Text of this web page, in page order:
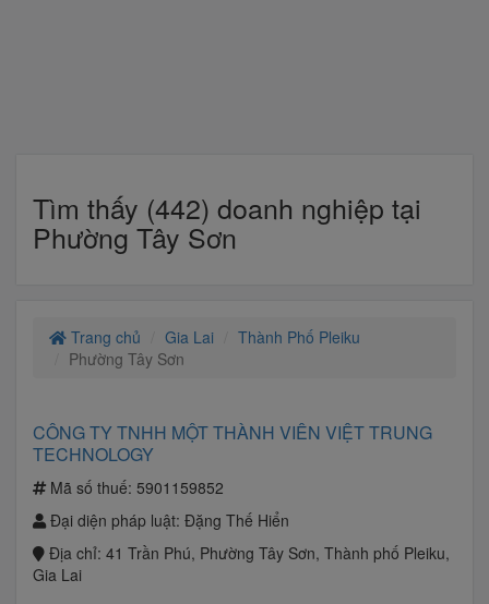
Tìm thấy (442) doanh nghiệp tại
Phường Tây Sơn
Trang chủ Gia Lai
Thành Phố Pleiku
Phường Tây Sơn
CÔNG TY TNHH MỘT THÀNH VIÊN VIỆT TRUNG
TECHNOLOGY
Mã số thuế: 5901159852
Đại diện pháp luật: Đặng Thế Hiển
Địa chỉ: 41 Trần Phú, Phường Tây Sơn, Thành phố Pleiku,
Gia Lai